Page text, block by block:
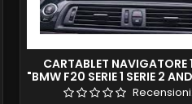
CARTABLET NAVIGATORE
"BMW F20 SERIE 1 SERIE 2
8 GB RAM 128 ROM